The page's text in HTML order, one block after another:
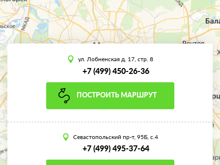
ул. Лобненская д. 17, стр. 8
+7 (499) 450-26-36
ПОСТРОИТЬ МАРШРУТ
Севастопольский пр-т, 95Б, с.4
+7 (499) 495-37-64